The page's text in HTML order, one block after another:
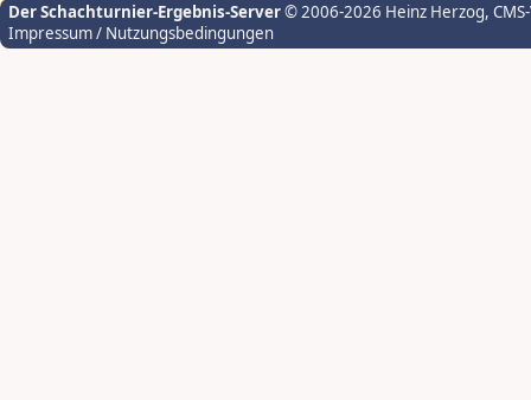
Der Schachturnier-Ergebnis-Server© 2006-2026 Heinz Herzog,
Impressum / Nutzungsbedingungen